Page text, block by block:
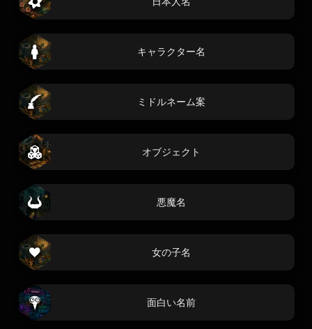
キャラクター名
ミドルネーム案
オブジェクト
悪魔名
女の子名
面白い名前